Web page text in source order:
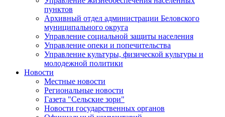
пунктов
Архивный отдел администрации Беловского
муниципального округа
Управление социальной защиты населения
Управление опеки и попечительства
Управление культуры, физической культуры и
молодежной политики
Новости
Местные новости
Региональные новости
Газета "Сельские зори"
Новости государственных органов